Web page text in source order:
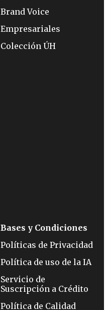
Brand Voice
Empresariales
Colección ÚH
Bases y Condiciones
Políticas de Privacidad
Política de uso de la IA
Servicio de
Suscripción a Crédito
Política de Calidad